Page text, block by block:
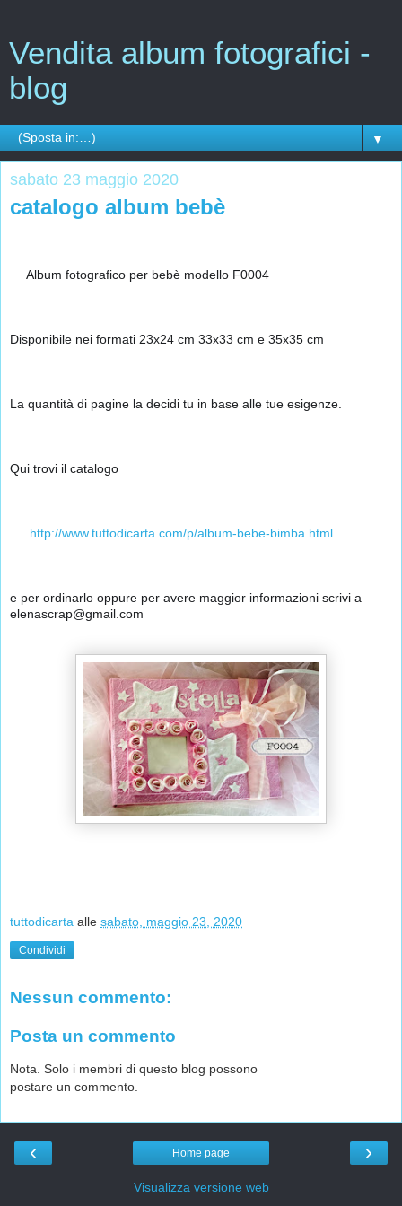
Vendita album fotografici -
blog
▼
sabato 23 maggio 2020
catalogo album bebè
Album fotografico per bebè modello F0004
Disponibile nei formati 23x24 cm 33x33 cm e 35x35 cm
La quantità di pagine la decidi tu in base alle tue esigenze.
Qui trovi il catalogo
http://www.tuttodicarta.com/p/album-bebe-bimba.html
e per ordinarlo oppure per avere maggior informazioni scrivi a
elenascrap@gmail.com
tuttodicarta alle sabato, maggio 23, 2020
Condividi
Nessun commento:
Posta un commento
Nota. Solo i membri di questo blog possono
postare un commento.
‹ ›
Home page
Visualizza versione web